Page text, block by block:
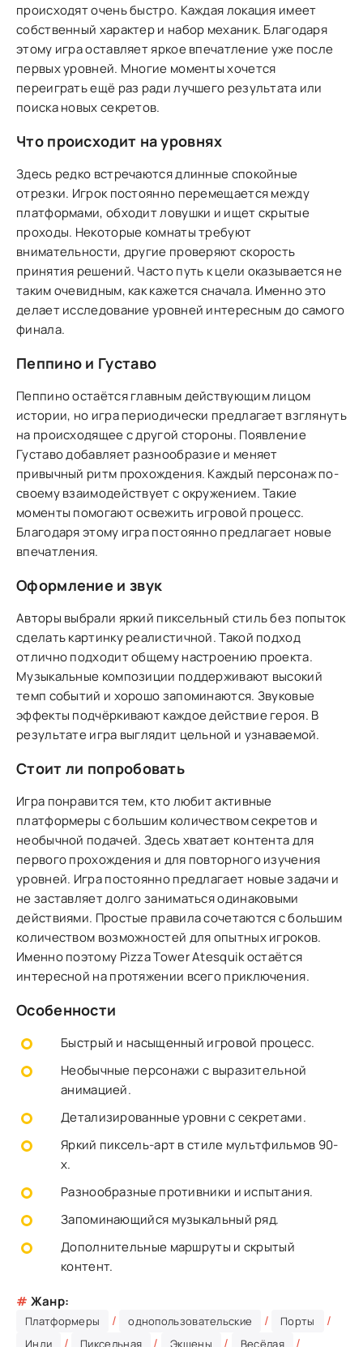
происходят очень быстро. Каждая локация имеет
собственный характер и набор механик. Благодаря
этому игра оставляет яркое впечатление уже после
первых уровней. Многие моменты хочется
переиграть ещё раз ради лучшего результата или
поиска новых секретов.
Что происходит на уровнях
Здесь редко встречаются длинные спокойные
отрезки. Игрок постоянно перемещается между
платформами, обходит ловушки и ищет скрытые
проходы. Некоторые комнаты требуют
внимательности, другие проверяют скорость
принятия решений. Часто путь к цели оказывается не
таким очевидным, как кажется сначала. Именно это
делает исследование уровней интересным до самого
финала.
Пеппино и Густаво
Пеппино остаётся главным действующим лицом
истории, но игра периодически предлагает взглянуть
на происходящее с другой стороны. Появление
Густаво добавляет разнообразие и меняет
привычный ритм прохождения. Каждый персонаж по-
своему взаимодействует с окружением. Такие
моменты помогают освежить игровой процесс.
Благодаря этому игра постоянно предлагает новые
впечатления.
Оформление и звук
Авторы выбрали яркий пиксельный стиль без попыток
сделать картинку реалистичной. Такой подход
отлично подходит общему настроению проекта.
Музыкальные композиции поддерживают высокий
темп событий и хорошо запоминаются. Звуковые
эффекты подчёркивают каждое действие героя. В
результате игра выглядит цельной и узнаваемой.
Стоит ли попробовать
Игра понравится тем, кто любит активные
платформеры с большим количеством секретов и
необычной подачей. Здесь хватает контента для
первого прохождения и для повторного изучения
уровней. Игра постоянно предлагает новые задачи и
не заставляет долго заниматься одинаковыми
действиями. Простые правила сочетаются с большим
количеством возможностей для опытных игроков.
Именно поэтому Pizza Tower Atesquik остаётся
интересной на протяжении всего приключения.
Особенности
Быстрый и насыщенный игровой процесс.
Необычные персонажи с выразительной
анимацией.
Детализированные уровни с секретами.
Яркий пиксель-арт в стиле мультфильмов 90-
х.
Разнообразные противники и испытания.
Запоминающийся музыкальный ряд.
Дополнительные маршруты и скрытый
контент.
# Жанр:
Платформеры / однопользовательские / Порты /
Инди / Пиксельная / Экшены / Весёлая /